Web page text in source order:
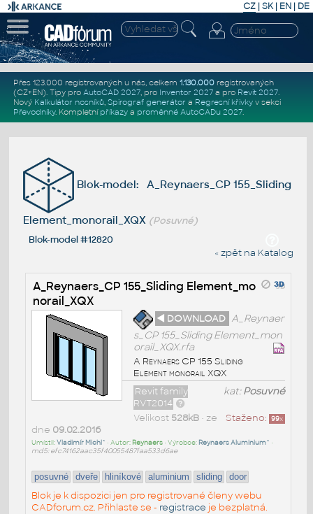
CZ | SK| EN | DE
Přes 123.000 registrovaných u nás, celkem 1.130.000registrovaných
(CZ+EN). Tipy pro AutoCAD 2027, pro Inventor 2027a pro Revit 2027.
Nový Kalkulátor nosníků, Spirograf generátor a Regresní křivkyv sekci
Převodníky. Kompletní příkazya proměnné AutoCADu 2027.
Blok-model: A_Reynaers_CP 155_Sliding
Element_monorail_XQX (Posuvné)
Blok-model #12820
« zpět na Katalog
A_Reynaers_CP 155_Sliding Element_mo
norail_XQX
◄ DOWNLOAD A_Reynaer
s_CP 155_Sliding Element_mon
orail_XQX.rfa
A Reynaers CP 155 Sliding
Element monorail XQX
kat:Posuvné
Revit family
RVT2014
Staženo: 99x
Velikost 528kB• ze
dne 09.02.2016
Umístil:Vladimír Michl^ • Autor: Reynaers• Výrobce: Reynaers Aluminium^ •
md5: efc74162aac35f40055487faa533d6ae
posuvné dveře hliníkové aluminium sliding door
Blok je k dispozici jen pro registrované členy webu
CADforum.cz. Přihlaste se - registrace je bezplatná.